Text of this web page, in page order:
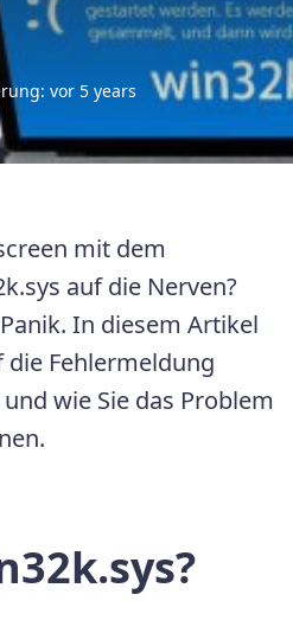
vor 5 years
mit dem
auf die Nerven?
In diesem Artikel
Fehlermeldung
wie Sie das Problem